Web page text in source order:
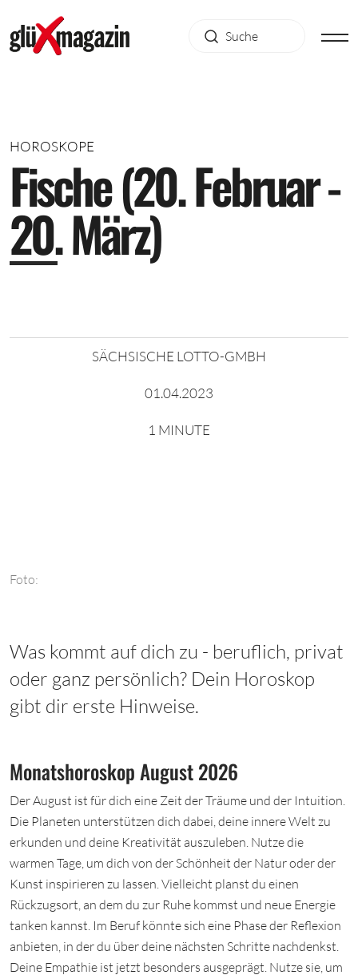
HOROSKOPE
Fische(20.Februar-
20.März)
SÄCHSISCHE LOTTO-GMBH
01.04.2023
1 MINUTE
Foto:
Was kommt auf dich zu - beruflich, privat
oder ganz persönlich? Dein Horoskop
gibt dir erste Hinweise.
Monatshoroskop August 2026
Der August ist für dich eine Zeit der Träume und der Intuition.
Die Planeten unterstützen dich dabei, deine innere Welt zu
erkunden und deine Kreativität auszuleben. Nutze die
warmen Tage, um dich von der Schönheit der Natur oder der
Kunst inspirieren zu lassen. Vielleicht planst du einen
Rückzugsort, an dem du zur Ruhe kommst und neue Energie
tanken kannst. Im Beruf könnte sich eine Phase der Reflexion
anbieten, in der du über deine nächsten Schritte nachdenkst.
Deine Empathie ist jetzt besonders ausgeprägt. Nutze sie, um